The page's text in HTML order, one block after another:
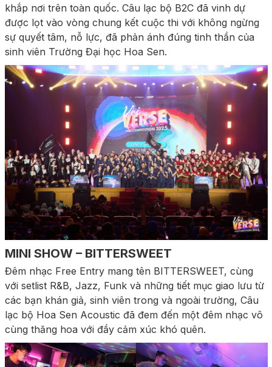
khắp nơi trên toàn quốc. Câu lạc bộ B2C đã vinh dự
được lọt vào vòng chung kết cuộc thi với không ngừng
sự quyết tâm, nỗ lực, đã phản ánh đúng tinh thần của
sinh viên Trường Đại học Hoa Sen.
MINI SHOW – BITTERSWEET
Đêm nhạc Free Entry mang tên BITTERSWEET, cùng
với setlist R&B, Jazz, Funk và những tiết mục giao lưu từ
các bạn khán giả, sinh viên trong và ngoài trường, Câu
lạc bộ Hoa Sen Acoustic đã đem đến một đêm nhạc vô
cùng thăng hoa với đầy cảm xúc khó quên.